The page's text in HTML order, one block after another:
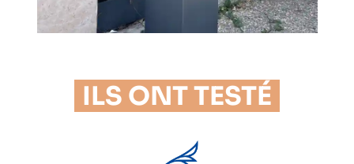
ILS ONT TESTÉ